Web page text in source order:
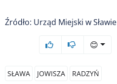
Źródło: Urząd Miejski w Sławie
😊
SŁAWA JOWISZA RADZYŃ